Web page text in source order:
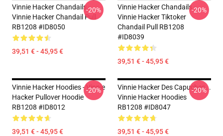
Vinnie Hacker Chandails -
Vinnie Hacker Chandail Pull
RB1208 #ID8050
39,51 € - 45,95 €
-20%
Vinnie Hacker Chandails -
Vinnie Hacker Tiktoker
Chandail Pull RB1208
#ID8039
39,51 € - 45,95 €
-20%
Vinnie Hacker Hoodies - Vinnie
Hacker Pullover Hoodie
RB1208 #ID8012
39,51 € - 45,95 €
-20%
Vinnie Hacker Des Capuches...
Vinnie Hacker Hoodies
RB1208 #ID8047
39,51 € - 45,95 €
-20%